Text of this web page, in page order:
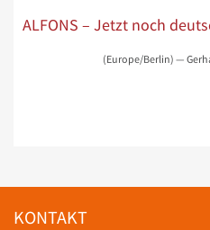
ALFONS – Jetzt noch
(Europe/Berlin) —
KONTAKT